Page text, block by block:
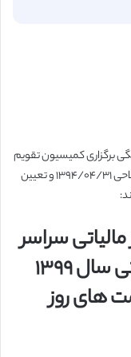
برگزاری کمیسیون تقویم
املاک موضوع ماده ۶۴ قانون مالیات­های مستقیم اصلاحی ۱۳۹۴/۰۴/۳۱ و تعیین
سراسر
کشور به تعیین ارزش معاملاتی سال ۱۳۹۹
های روز